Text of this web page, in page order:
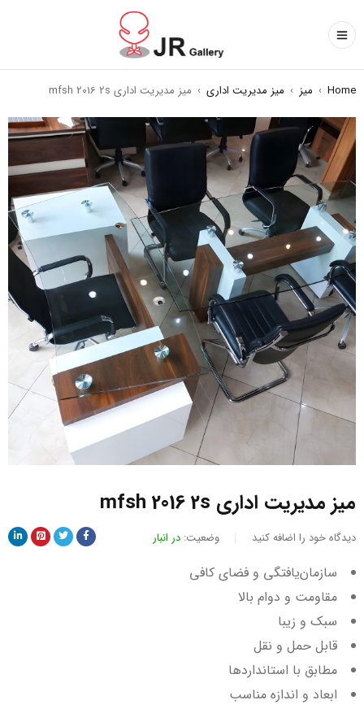
Home
› میز › میز مدیریت اداری › میز مدیریت اداری mfsh 2016 2s
میز مدیریت اداری mfsh 2016 2s
دیدگاه خود را اضافه کنید وضعیت: در انبار
سازمان‌یافتگی و فضای کافی
مقاومت و دوام بالا
سبک و زیبا
قابل حمل و نقل
مطابق با استانداردها
ابعاد و اندازه مناسب